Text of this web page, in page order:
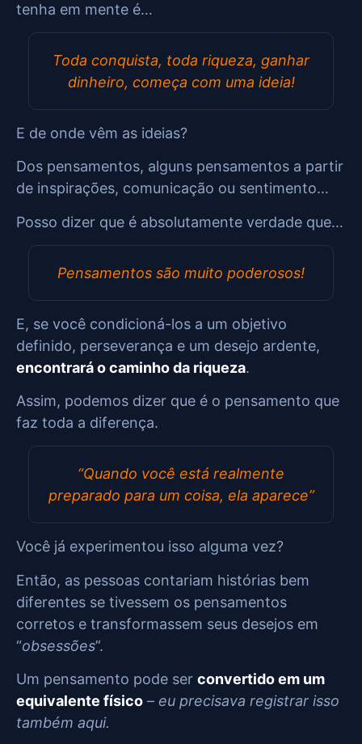
tenha em mente é…
Toda conquista, toda riqueza, ganhar
dinheiro, começa com uma ideia!
E de onde vêm as ideias?
Dos pensamentos, alguns pensamentos a partir
de inspirações, comunicação ou sentimento…
Posso dizer que é absolutamente verdade que…
Pensamentos são muito poderosos!
E, se você condicioná-los a um objetivo
definido, perseverança e um desejo ardente,
encontrará o caminho da riqueza.
Assim, podemos dizer que é o pensamento que
faz toda a diferença.
“Quando você está realmente
preparado para um coisa, ela aparece”
Você já experimentou isso alguma vez?
Então, as pessoas contariam histórias bem
diferentes se tivessem os pensamentos
corretos e transformassem seus desejos em
“obsessões”.
Um pensamento pode ser convertido em um
equivalente físico – eu precisava registrar isso
também aqui.